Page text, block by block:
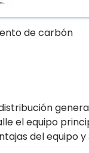
de carbón
el equipo
del equipo y